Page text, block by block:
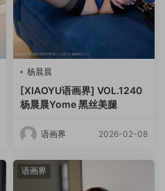
杨晨晨
[XIAOYU语画界] VOL.1240
杨晨晨Yome 黑丝美腿
语画界 2026-02-08
语画界